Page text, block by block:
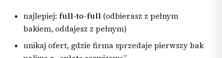
najlepiej:full-to-full (odbierasz z pełnym
bakiem, oddajesz z pełnym)
unikaj ofert, gdzie firma sprzedaje pierwszy bak